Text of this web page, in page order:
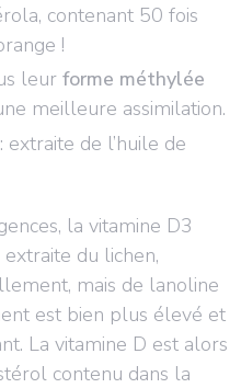
contenant 50 fois
!
leur forme méthylée
meilleure assimilation.
de l’huile de
la vitamine D3
extraite du lichen,
mais de lanoline
est bien plus élevé et
La vitamine D est alors
contenu dans la